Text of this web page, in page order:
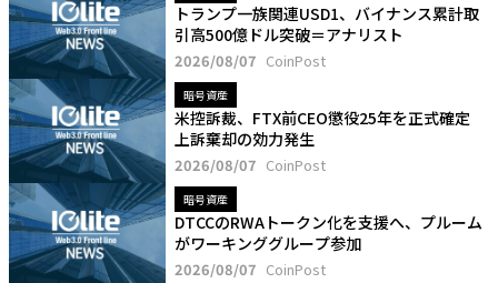
トランプ一族関連USD1、バイナンス累計取
引高500億ドル突破＝アナリスト
2026/08/07 CoinPost
暗号資産
米控訴裁、FTX前CEO懲役25年を正式確定
上訴棄却の効力発生
2026/08/07 CoinPost
暗号資産
DTCCのRWAトークン化を支援へ、プルーム
がワーキンググループ参加
2026/08/07 CoinPost